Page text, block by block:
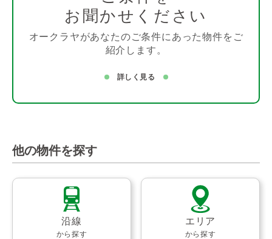
お聞かせください
オークラヤがあなたのご条件にあった物件をご
紹介します。
詳しく見る
他の物件を探す
沿線
から探す
エリア
から探す